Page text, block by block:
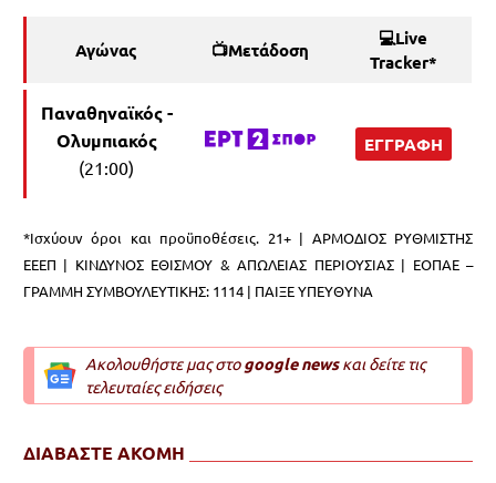
Αγώνας 📺Μετάδοση
💻Live
Tracker*
Παναθηναϊκός -
Ολυμπιακός
(21:00)
ΕΓΓΡΑΦΗ
*Ισχύουν όροι και προϋποθέσεις. 21+ | ΑΡΜΟΔΙΟΣ ΡΥΘΜΙΣΤΗΣ
ΕΕΕΠ | ΚΙΝΔΥΝΟΣ ΕΘΙΣΜΟΥ & ΑΠΩΛΕΙΑΣ ΠΕΡΙΟΥΣΙΑΣ | ΕΟΠΑΕ –
ΓΡΑΜΜΗ ΣΥΜΒΟΥΛΕΥΤΙΚΗΣ: 1114 | ΠΑΙΞΕ ΥΠΕΥΘΥΝΑ
Ακολουθήστε μας στοgoogle newsκαι δείτε τις
τελευταίες ειδήσεις
ΔΙΑΒΑΣΤΕ ΑΚΟΜΗ